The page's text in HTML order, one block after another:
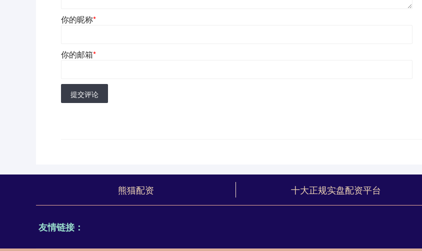
你的昵称*
你的邮箱*
提交评论
熊猫配资 十大正规实盘配资平台
友情链接：